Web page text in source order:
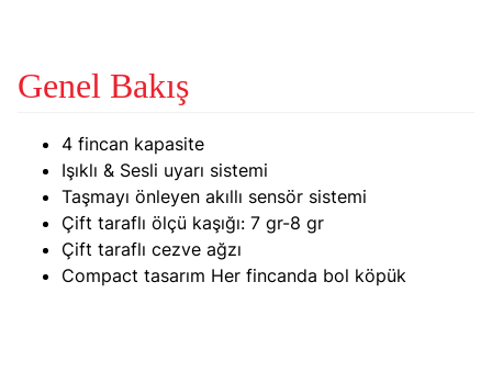
Genel Bakış
4 fincan kapasite
Işıklı & Sesli uyarı sistemi
Taşmayı önleyen akıllı sensör sistemi
Çift taraflı ölçü kaşığı: 7 gr-8 gr
Çift taraflı cezve ağzı
Compact tasarım Her fincanda bol köpük